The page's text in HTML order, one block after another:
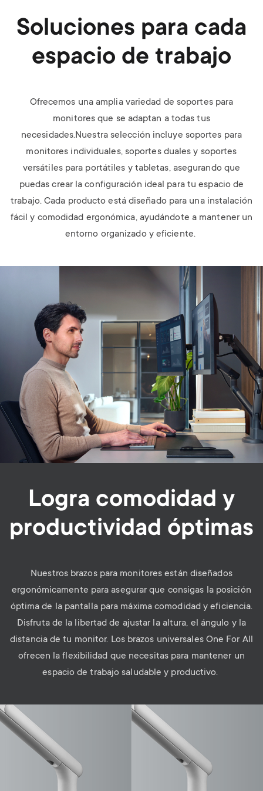
Soluciones para cada
espacio de trabajo
Ofrecemos una amplia variedad de soportes para
monitores que se adaptan a todas tus
necesidades.Nuestra selección incluye soportes para
monitores individuales, soportes duales y soportes
versátiles para portátiles y tabletas, asegurando que
puedas crear la configuración ideal para tu espacio de
trabajo. Cada producto está diseñado para una instalación
fácil y comodidad ergonómica, ayudándote a mantener un
entorno organizado y eficiente.
Logra comodidad y
productividad óptimas
Nuestros brazos para monitores están diseñados
ergonómicamente para asegurar que consigas la posición
óptima de la pantalla para máxima comodidad y eficiencia.
Disfruta de la libertad de ajustar la altura, el ángulo y la
distancia de tu monitor. Los brazos universales One For All
ofrecen la flexibilidad que necesitas para mantener un
espacio de trabajo saludable y productivo.
Image